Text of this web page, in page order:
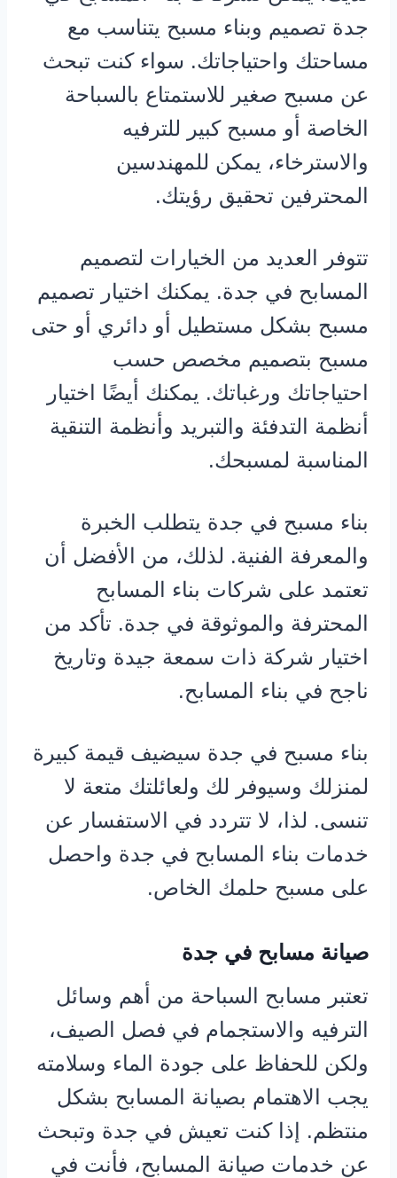
جدة تصميم وبناء مسبح يتناسب مع
مساحتك واحتياجاتك. سواء كنت تبحث
عن مسبح صغير للاستمتاع بالسباحة
الخاصة أو مسبح كبير للترفيه
والاسترخاء، يمكن للمهندسين
المحترفين تحقيق رؤيتك.
تتوفر العديد من الخيارات لتصميم
المسابح في جدة. يمكنك اختيار تصميم
مسبح بشكل مستطيل أو دائري أو حتى
مسبح بتصميم مخصص حسب
احتياجاتك ورغباتك. يمكنك أيضًا اختيار
أنظمة التدفئة والتبريد وأنظمة التنقية
المناسبة لمسبحك.
بناء مسبح في جدة يتطلب الخبرة
والمعرفة الفنية. لذلك، من الأفضل أن
تعتمد على شركات بناء المسابح
المحترفة والموثوقة في جدة. تأكد من
اختيار شركة ذات سمعة جيدة وتاريخ
ناجح في بناء المسابح.
بناء مسبح في جدة سيضيف قيمة كبيرة
لمنزلك وسيوفر لك ولعائلتك متعة لا
تنسى. لذا، لا تتردد في الاستفسار عن
خدمات بناء المسابح في جدة واحصل
على مسبح حلمك الخاص.
صيانة مسابح في جدة
تعتبر مسابح السباحة من أهم وسائل
الترفيه والاستجمام في فصل الصيف،
ولكن للحفاظ على جودة الماء وسلامته
يجب الاهتمام بصيانة المسابح بشكل
منتظم. إذا كنت تعيش في جدة وتبحث
عن خدمات صيانة المسابح، فأنت في